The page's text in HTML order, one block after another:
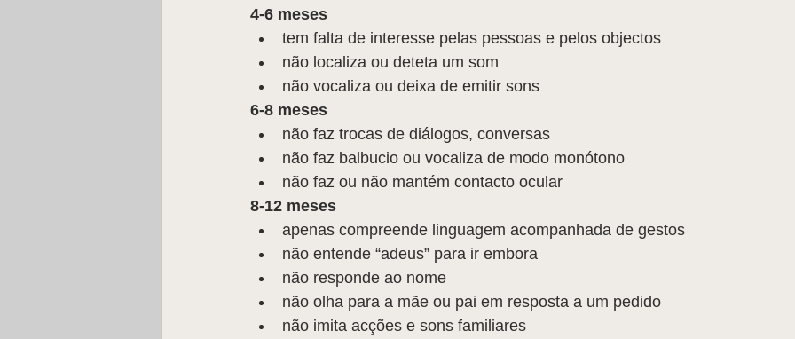
4-6 meses
tem falta de interesse pelas pessoas e pelos objectos
não localiza ou deteta um som
não vocaliza ou deixa de emitir sons
6-8 meses
não faz trocas de diálogos, conversas
não faz balbucio ou vocaliza de modo monótono
não faz ou não mantém contacto ocular
8-12 meses
apenas compreende linguagem acompanhada de gestos
não entende “adeus” para ir embora
não responde ao nome
não olha para a mãe ou pai em resposta a um pedido
não imita acções e sons familiares